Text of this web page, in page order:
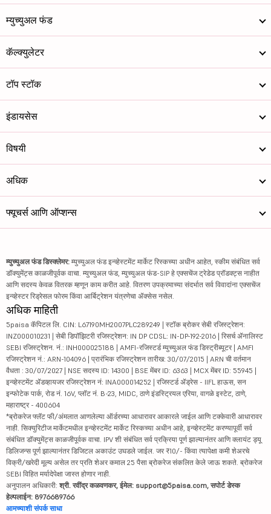
म्युच्युअल फंड
कॅल्क्युलेटर
टॉप स्टॉक
इंडायसेस
विषयी
अधिक
फ्यूचर्स आणि ऑप्शन्स
म्युच्युअल फंड डिस्क्लेमर: म्युच्युअल फंड इन्व्हेस्टमेंट मार्केट रिस्कच्या अधीन आहेत, स्कीम संबंधित सर्व
डॉक्युमेंट्स काळजीपूर्वक वाचा. म्युच्युअल फंड, म्युच्युअल फंड-SIP हे एक्सचेंज ट्रेडेड प्रॉडक्ट्स नाहीत
आणि सदस्य केवळ वितरक म्हणून काम करीत आहे. वितरण उपक्रमाच्या संदर्भात सर्व विवादांना एक्सचेंज
इन्व्हेस्टर रिड्रेसल फोरम किंवा आर्बिट्रेशन यंत्रणेचा ॲक्सेस नसेल.
अधिक माहिती
5paisa कॅपिटल लि. CIN: L67190MH2007PLC289249 | स्टॉक ब्रोकर सेबी रजिस्ट्रेशन:
INZ000010231 | सेबी डिपॉझिटरी रजिस्ट्रेशन: IN DP CDSL: IN-DP-192-2016 | रिसर्च ॲनालिस्ट
SEBI रजिस्ट्रेशन. नं.: INH000025188 | AMFI-रजिस्टर्ड म्युच्युअल फंड डिस्ट्रीब्यूटर | AMFI
रजिस्ट्रेशन नं.: ARN-104096 | प्रारंभिक रजिस्ट्रेशन तारीख: 30/07/2015 | ARN ची वर्तमान
वैधता : 30/07/2027 | NSE सदस्य ID: 14300 | BSE मेंबर ID: 6363 | MCX मेंबर ID: 55945 |
इन्व्हेस्टमेंट ॲडव्हायजर रजिस्ट्रेशन नं: INA000014252 | रजिस्टर्ड ॲड्रेस - IIFL हाऊस, सन
इन्फोटेक पार्क, रोड नं. 16V, प्लॉट नं. B-23, MIDC, ठाणे इंडस्ट्रियल एरिया, वागळे इस्टेट, ठाणे,
महाराष्ट्र - 400604
*ब्रोकरेज फ्लॅट फी/अंमलात आणलेल्या ऑर्डरच्या आधारावर आकारले जाईल आणि टक्केवारी आधारावर
नाही. सिक्युरिटीज मार्केटमधील इन्व्हेस्टमेंट मार्केट रिस्कच्या अधीन आहे, इन्व्हेस्टमेंट करण्यापूर्वी सर्व
संबंधित डॉक्युमेंट्स काळजीपूर्वक वाचा. IPV शी संबंधित सर्व प्रक्रिया पूर्ण झाल्यानंतर आणि क्लायंट ड्यू
डिलिजन्स पूर्ण झाल्यानंतर डिजिटल अकाउंट उघडले जाईल. जर ₹10/- किंवा त्यापेक्षा कमी शेअरचे
विक्री/खरेदी मूल्य असेल तर प्रति शेअर कमाल 25 पैसा ब्रोकरेज संकलित केले जाऊ शकते. ब्रोकरेज
SEBI विहित मर्यादेपेक्षा जास्त होणार नाही.
अनुपालन अधिकारी: श्री. रवींद्र कळवणकर, ईमेल: support@5paisa.com, सपोर्ट डेस्क
हेल्पलाईन: 8976689766
आमच्याशी संपर्क साधा